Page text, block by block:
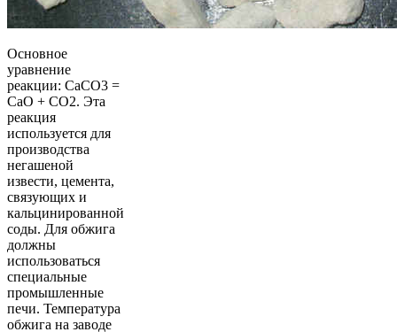
Основное
уравнение
реакции: CaCO3 =
CaO + CO2. Эта
реакция
используется для
производства
негашеной
извести, цемента,
связующих и
кальцинированной
соды. Для обжига
должны
использоваться
специальные
промышленные
печи. Температура
обжига на заводе